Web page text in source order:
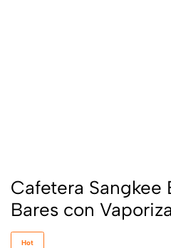
Cafetera Sangkee
Bares con
Hot